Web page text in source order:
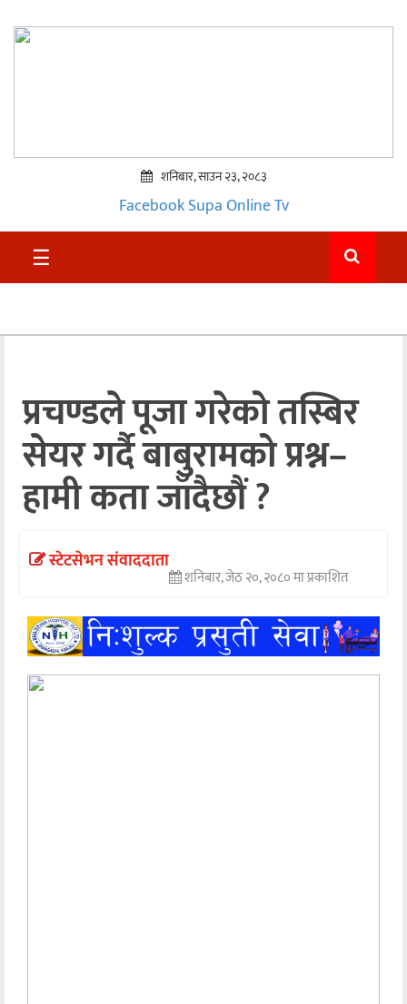
प्रमुख
समाचार
राजनीति
अन्तराष्ट्रिय
अन्तर्वार्ता
खेलकुद
मनोरञ्जन
शनिबार, साउन २३, २०८३
FacebookSupa Online Tv
☰
प्रचण्डले पूजा गरेको तस्बिर
सेयर गर्दै बाबुरामको प्रश्न–
हामी कता जाँदैछौं ?
स्टेटसेभन संवाददाता
शनिबार, जेठ २०, २०८० मा प्रकाशित